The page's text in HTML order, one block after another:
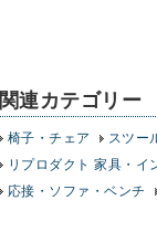
関連カテゴリー
椅子・チェア スツー
リプロダクト 家具・イ
応接・ソファ・ベンチ